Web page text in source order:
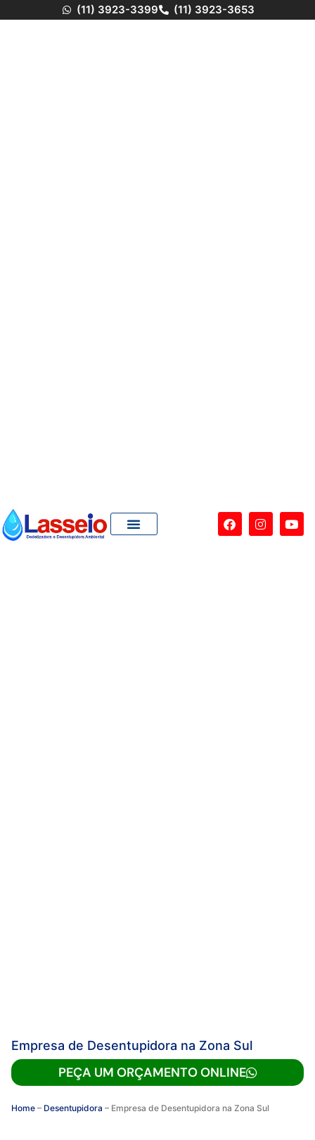
(11) 3923-3399 (11) 3923-3653
Empresa de Desentupidora na Zona Sul
PEÇA UM ORÇAMENTO ONLINE
Home – Desentupidora – Empresa de Desentupidora na Zona Sul